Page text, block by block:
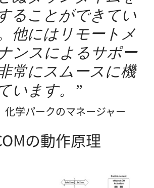
ることができてい
他にはリモートメ
ンスによるサポー
常にスムースに機
います。
化学パークのマネージャー
の動作原理